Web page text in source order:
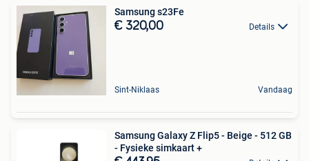
Samsung s23Fe
€ 320,00 Details
Sint-Niklaas Vandaag
Samsung Galaxy Z Flip5 - Beige - 512 GB
- Fysieke simkaart +